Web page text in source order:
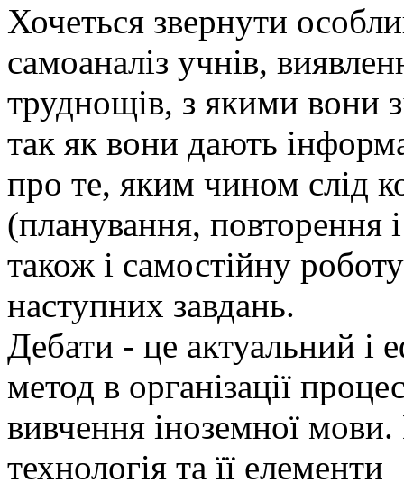
Хочеться звернути
самоаналіз учнів,
труднощів, з якими вони
так як вони дають
про те, яким чином слід
(планування, повторення
також і самостійну
наступних завдань.
Дебати - це актуальний і
метод в організації
вивчення іноземної
технологія та її елементи